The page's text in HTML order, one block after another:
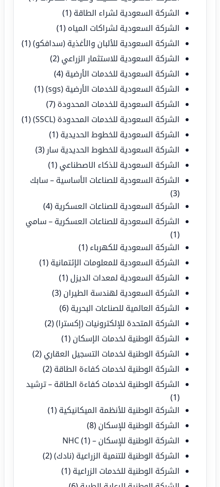
الشركة السعودية لشراء الطاقة (1)
الشركة السعودية لشراكات المياه (1)
الشركة السعودية للألبان والأغذية (سدافكو)(1)
الشركة السعودية للاستثمار الزراعي (2)
الشركة السعودية للخدمات الأرضية (4)
الشركة السعودية للخدمات الأرضية (sgs)
(1)
الشركة السعودية للخدمات المحدودة (7)
الشركة السعودية للخدمات المحدودة (SSCL)
(1)
الشركة السعودية للخطوط الحديدية (1)
الشركة السعودية للخطوط الحديدية سار (3)
الشركة السعودية للذكاء الاصطناعي (1)
الشركة السعودية للصناعات الأساسية – سابك
(3)
الشركة السعودية للصناعات العسكرية (4)
الشركة السعودية للصناعات العسكرية – سامي
(1)
الشركة السعودية للكهرباء (1)
الشركة السعودية للمعلومات الإئتمانية (1)
الشركة السعودية لمعدات الديزل (1)
الشركة السعودية لهندسة الطيران (3)
الشركة العالمية للصناعات البحرية (6)
الشركة المتحدة للإلكترونيات (إكسترا)(2)
الشركة الوطنية لخدمات الإسكان (1)
الشركة الوطنية لخدمات التسجيل العقاري (2)
الشركة الوطنية لخدمات كفاءة الطاقة (2)
الشركة الوطنية لخدمات كفاءة الطاقة – ترشيد
(1)
الشركة الوطنية للأنظمة الميكانيكية (1)
الشركة الوطنية للإسكان (8)
الشركة الوطنية للإسكان – NHC(1)
الشركة الوطنية للتنمية الزراعية (نادك)(2)
الشركة الوطنية للخدمات الزراعية (1)